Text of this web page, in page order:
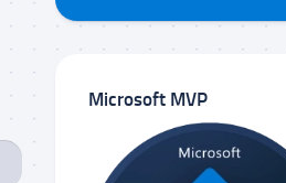
Microsoft MVP